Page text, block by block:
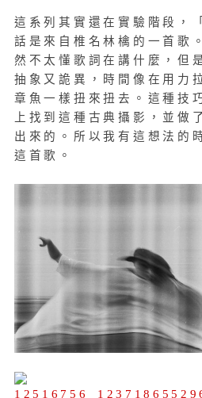
這系列其實還在實驗階段，
話是來自椎名林檎的一首歌
然不太懂歌詞在講什麼，但
抽象又詭異，時間像在用力
章魚一樣扭來扭去。這種技
上找到這種古典攝影，並做
出來的。所以我有這想法的
這首歌。